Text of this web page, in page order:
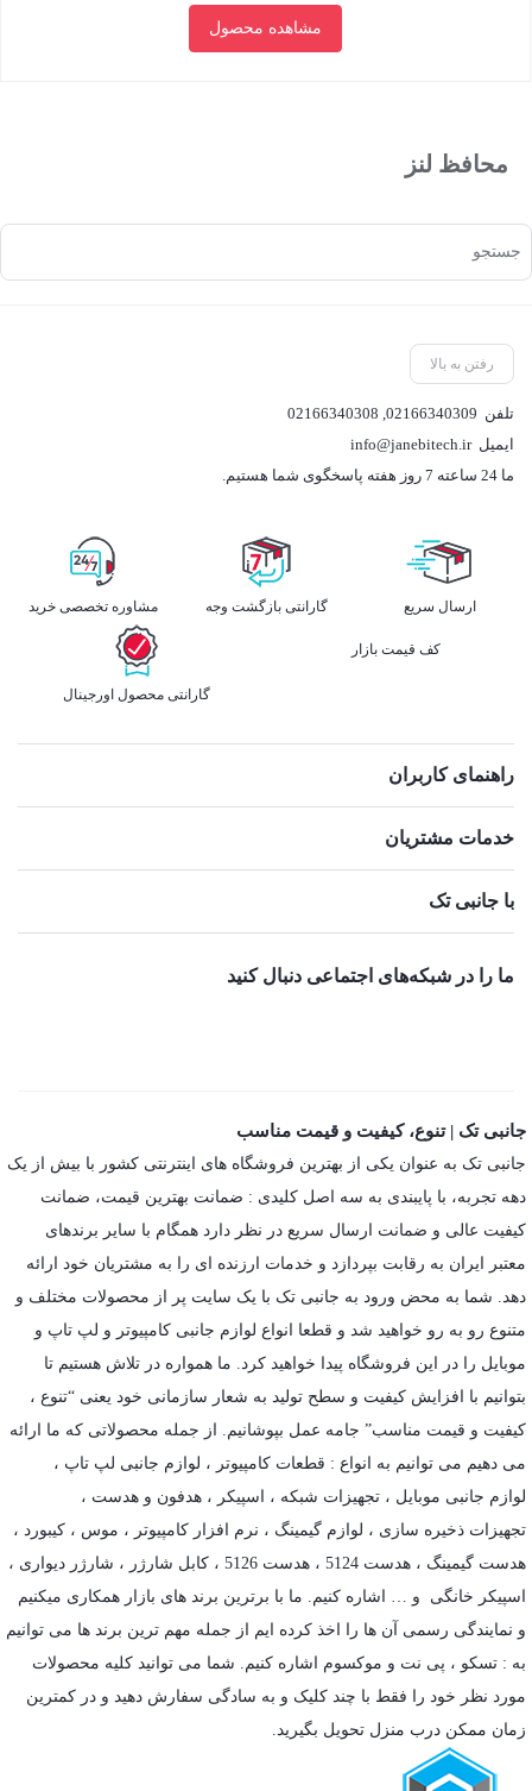
مشاهده محصول
محافظ لنز
رفتن به بالا
تلفن 02166340309
02166340308
ایمیلinfo@janebitech.ir
ما 24 ساعته 7 روز هفته پاسخگوی شما هستیم.
ارسال سریع گارانتی بازگشت وجه مشاوره تخصصی خرید
کف قیمت بازار
گارانتی محصول اورجینال
راهنمای کاربران
خدمات مشتریان
با جانبی تک
ما را در شبکه‌های اجتماعی دنبال کنید
جانبی تک | تنوع، کیفیت و قیمت مناسب
جانبی تک به عنوان یکی از بهترین فروشگاه های اینترنتی کشور با بیش از یک
دهه تجربه، با پایبندی به سه اصل کلیدی : ضمانت بهترین قیمت، ضمانت
کیفیت عالی و ضمانت ارسال سریع در نظر دارد همگام با سایر برندهای
معتبر ایران به رقابت بپردازد و خدمات ارزنده ای را به مشتریان خود ارائه
دهد. شما به محض ورود به جانبی تک با یک سایت پر از محصولات مختلف و
متنوع رو به رو خواهید شد و قطعا انواع لوازم جانبی کامپیوتر و لپ تاپ و
موبایل را در این فروشگاه پیدا خواهید کرد. ما همواره در تلاش هستیم تا
بتوانیم با افزایش کیفیت و سطح تولید به شعار سازمانی خود یعنی “تنوع ،
کیفیت و قیمت مناسب” جامه عمل بپوشانیم. از جمله محصولاتی که ما ارائه
می دهیم می توانیم به انواع : قطعات کامپیوتر ، لوازم جانبی لپ تاپ ،
لوازم جانبی موبایل ، تجهیزات شبکه ، اسپیکر ، هدفون و هدست ،
تجهیزات ذخیره سازی ، لوازم گیمینگ ، نرم افزار کامپیوتر ، موس ، کیبورد ،
هدست گیمینگ ، هدست 5124 ، هدست 5126 ، کابل شارژر ، شارژر دیواری ،
اسپیکر خانگی و … اشاره کنیم. ما با برترین برند های بازار همکاری میکنیم
و نمایندگی رسمی آن ها را اخذ کرده ایم از جمله مهم ترین برند ها می توانیم
به : تسکو ، پی نت و موکسوم اشاره کنیم. شما می توانید کلیه محصولات
مورد نظر خود را فقط با چند کلیک و به سادگی سفارش دهید و در کمترین
زمان ممکن درب منزل تحویل بگیرید.